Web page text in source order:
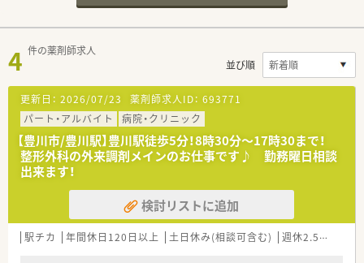
4 件の薬剤師求人
並び順
更新日： 2026/07/23 薬剤師求人ID： 693771
パート・アルバイト
病院・クリニック
【豊川市/豊川駅】豊川駅徒歩5分！8時30分～17時30まで！
整形外科の外来調剤メインのお仕事です♪ 勤務曜日相談
出来ます！
検討リストに追加
駅チカ 年間休日120日以上 土日休み(相談可含む) 週休2.5日以上